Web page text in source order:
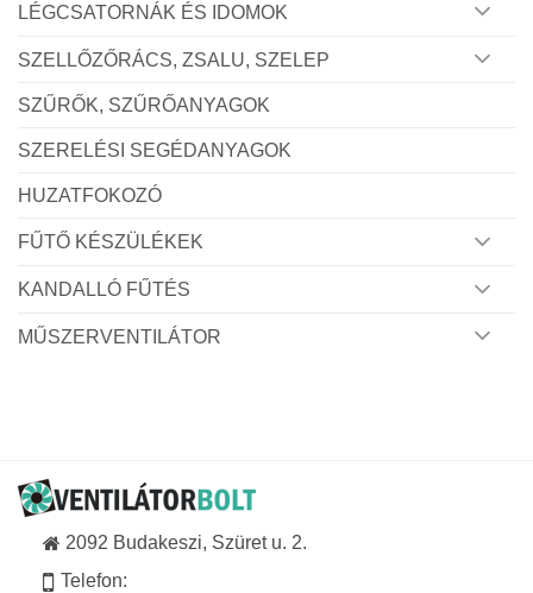
LÉGCSATORNÁK ÉS IDOMOK
SZELLŐZŐRÁCS, ZSALU, SZELEP
SZŰRŐK, SZŰRŐANYAGOK
SZERELÉSI SEGÉDANYAGOK
HUZATFOKOZÓ
FŰTŐ KÉSZÜLÉKEK
KANDALLÓ FŰTÉS
MŰSZERVENTILÁTOR
2092 Budakeszi, Szüret u. 2.
Telefon: